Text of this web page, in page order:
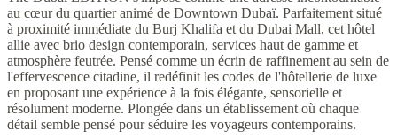
au cœur du quartier animé de Downtown Dubaï. Parfaitement situé
à proximité immédiate du Burj Khalifa et du Dubai Mall, cet hôtel
allie avec brio design contemporain, services haut de gamme et
atmosphère feutrée. Pensé comme un écrin de raffinement au sein de
l'effervescence citadine, il redéfinit les codes de l'hôtellerie de luxe
en proposant une expérience à la fois élégante, sensorielle et
résolument moderne. Plongée dans un établissement où chaque
détail semble pensé pour séduire les voyageurs contemporains.